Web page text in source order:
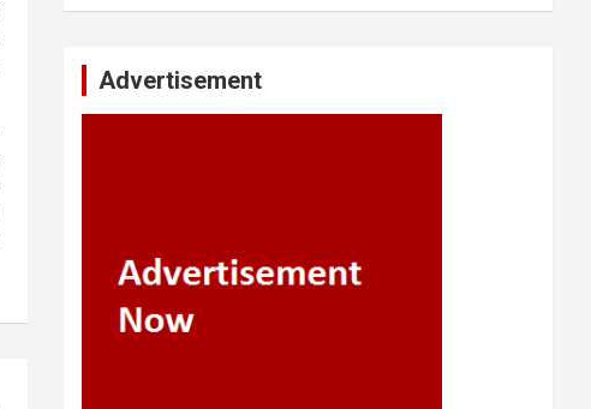
Advertisement